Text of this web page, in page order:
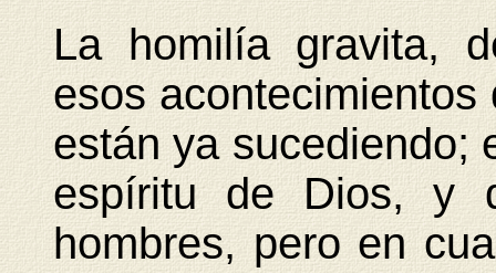
La homilía gravita,
esos
están ya sucediendo;
espíritu de Dios, y
hombres, pero en